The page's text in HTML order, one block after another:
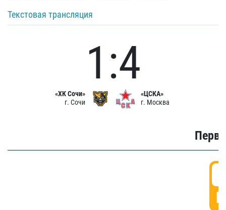
Текстовая трансляция
«ХК Сочи»
г. Сочи
1:4
«ЦСКА»
г. Москва